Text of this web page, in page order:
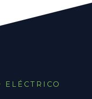
ELÉCTRICO